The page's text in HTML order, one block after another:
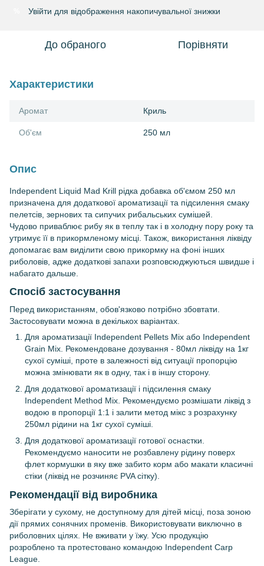
Увійти для відображення накопичувальної знижки
До обраного Порівняти
Характеристики
Аромат Криль
Об'єм 250 мл
Опис
Independent Liquid Mad Krill рідка добавка об'ємом 250 мл
призначена для додаткової ароматизації та підсилення смаку
пелетсів, зернових та сипучих рибальських сумішей.
Чудово приваблює рибу як в теплу так і в холодну пору року та
утримує її в прикормленому місці. Також, використання ліквіду
допомагає вам виділити свою прикормку на фоні інших
риболовів, адже додаткові запахи розповсюджуються швидше і
набагато дальше.
Спосіб застосування
Перед використанням, обов'язково потрібно збовтати.
Застосовувати можна в декількох варіантах.
Для ароматизації Independent Pellets Mix або Independent
Grain Mix. Рекомендоване дозування - 80мл ліквіду на 1кг
сухої суміші, проте в залежності від ситуації пропорцію
можна змінювати як в одну, так і в іншу сторону.
Для додаткової ароматизації і підсилення смаку
Independent Method Mix. Рекомендуємо розмішати ліквід з
водою в пропорції 1:1 і залити метод мікс з розрахунку
250мл рідини на 1кг сухої суміші.
Для додаткової ароматизації готової оснастки.
Рекомендуємо наносити не розбавлену рідину поверх
флет кормушки в яку вже забито корм або макати класичні
стіки (ліквід не розчиняє PVA сітку).
Рекомендації від виробника
Зберігати у сухому, не доступному для дітей місці, поза зоною
дії прямих сонячних променів. Використовувати виключно в
риболовних цілях. Не вживати у їжу. Усю продукцію
розроблено та протестовано командою Independent Carp
League.